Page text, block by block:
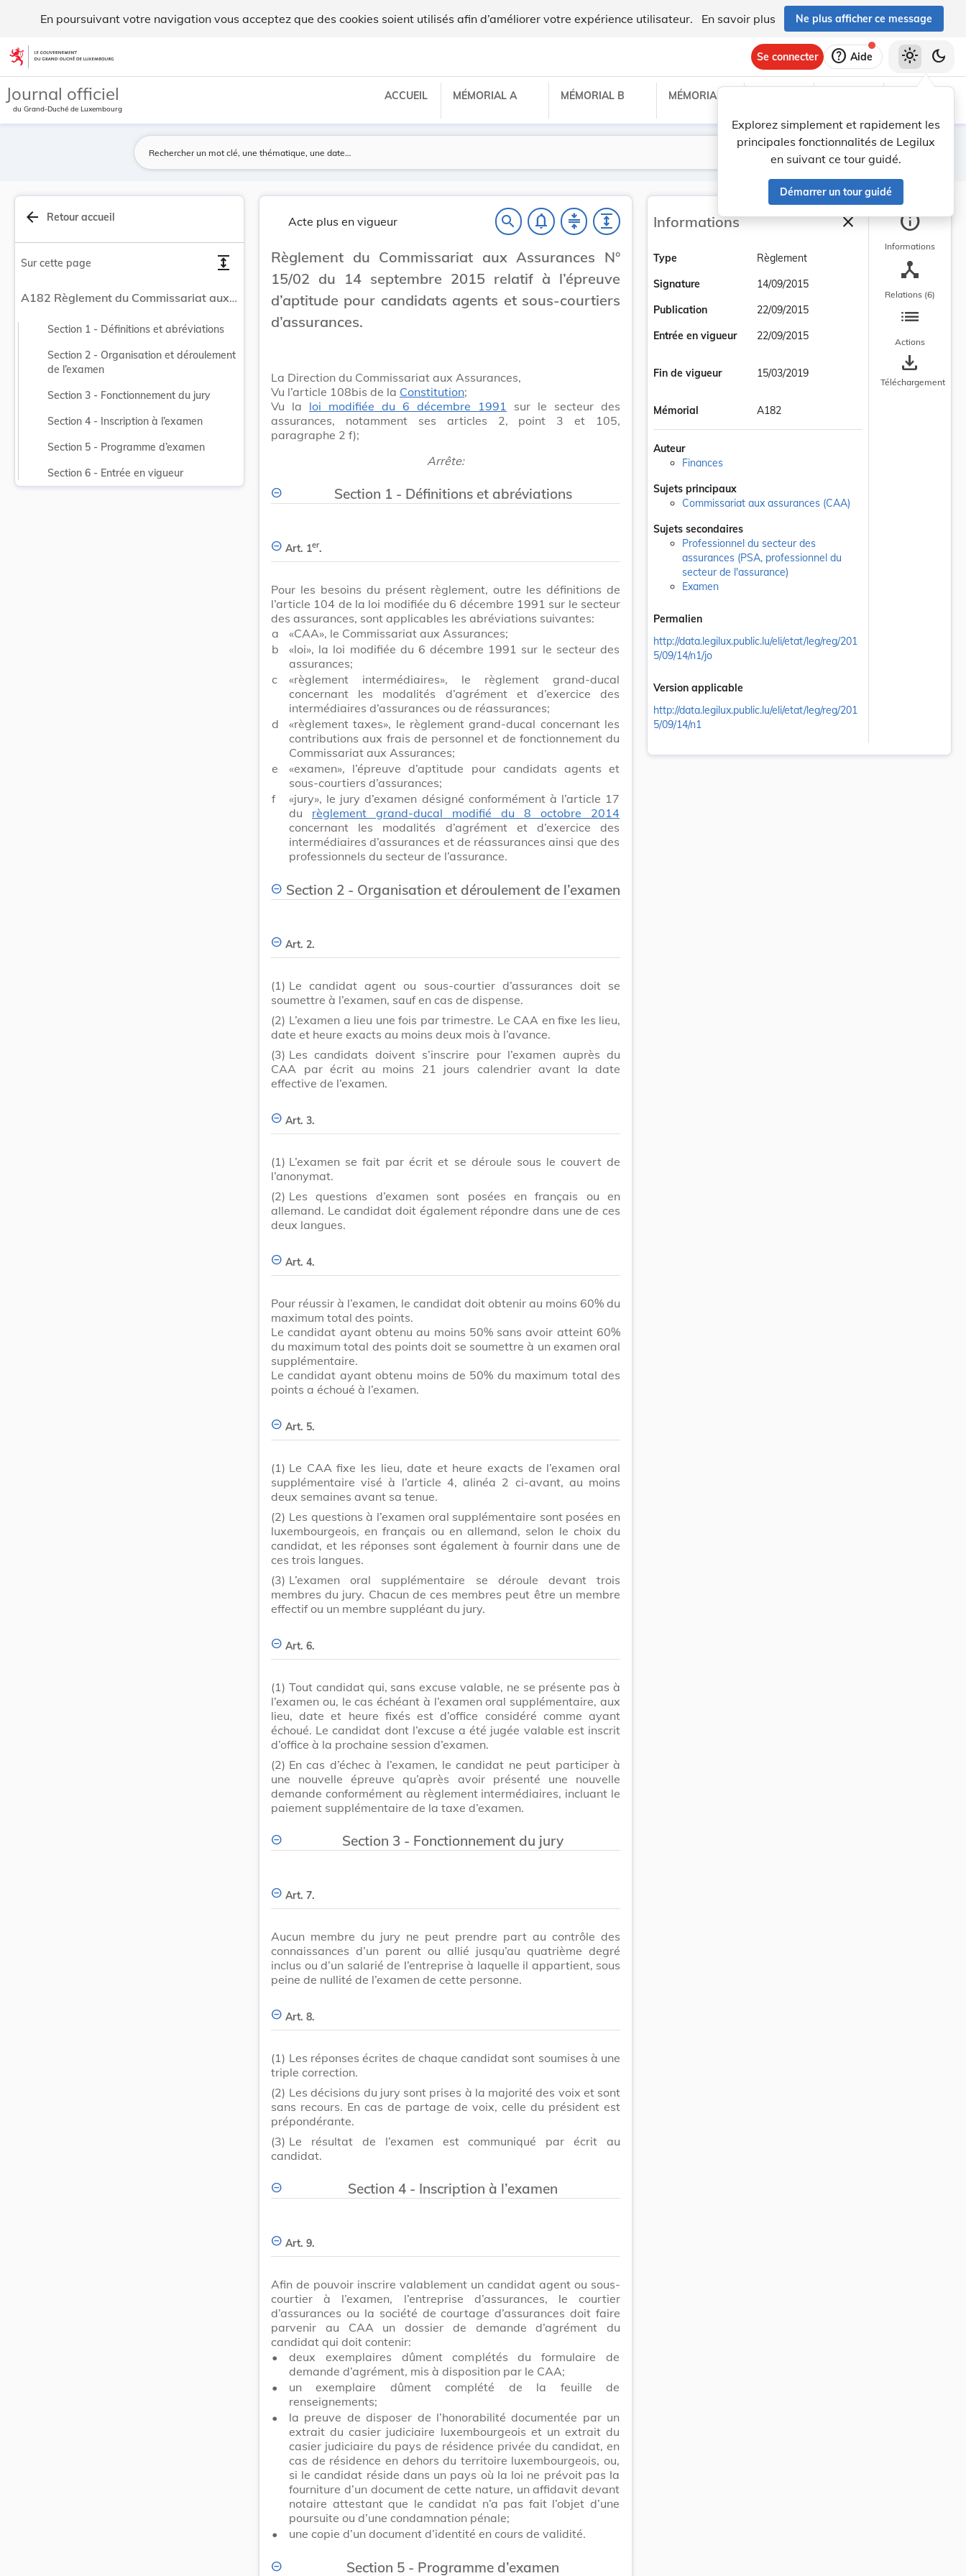
En poursuivant votre navigation vous acceptez que des cookies soient utilisés afin d’améliorer votre expérience utilisateur. En savoir plus Ne plus afficher ce message
Aller au contenu
Se connecter help Aide
Explorez simplement et rapidement les
principales fonctionnalités de Legilux
en suivant ce tour guidé.
Démarrer un tour guidé
light_mode dark_mode
Journal officiel
du Grand-Duché de Luxembourg
ACCUEIL MÉMORIAL A MÉMORIAL B MÉMORIAL C
Lancer la recherche
Filtres
arrow_back Retour accueil
Sur cette page expand
A182 Règlement du Commissariat aux Assurances N° 15/02 du 14 septembre 2015 relatif à l'épreuve d'aptitude pour candidats agents et sous-courtiers d'assurances.
Section 1 - Définitions et abréviations
Section 2 - Organisation et déroulement
de l’examen
Section 3 - Fonctionnement du jury
Section 4 - Inscription à l’examen
Section 5 - Programme d’examen
Section 6 - Entrée en vigueur
Acte plus en vigueur search notifications_none compress expand
Règlement du Commissariat aux Assurances N°
15/02 du 14 septembre 2015 relatif à l’épreuve
d’aptitude pour candidats agents et sous-courtiers
d’assurances.
La Direction du Commissariat aux Assurances,
Vu l’article 108bis de la Constitution;
Vu la loi modifiée du 6 décembre 1991
sur le secteur des
assurances, notamment ses articles 2, point 3 et 105,
paragraphe 2 f);
Arrête:
Section 1 - Définitions et abréviations
Art. 1er.
Pour les besoins du présent règlement, outre les définitions de
l’article 104 de la loi modifiée du 6 décembre 1991 sur le secteur
des assurances, sont applicables les abréviations suivantes:
a
«CAA», le Commissariat aux Assurances;
b
«loi», la loi modifiée du 6 décembre 1991 sur le secteur des
assurances;
c
«règlement intermédiaires», le règlement grand-ducal
concernant les modalités d’agrément et d’exercice des
intermédiaires d’assurances ou de réassurances;
d
«règlement taxes», le règlement grand-ducal concernant les
contributions aux frais de personnel et de fonctionnement du
Commissariat aux Assurances;
e
«examen», l’épreuve d’aptitude pour candidats agents et
sous-courtiers d’assurances;
f
«jury», le jury d’examen désigné conformément à l’article 17
du règlement grand-ducal modifié du 8 octobre 2014
concernant les modalités d’agrément et d’exercice des
intermédiaires d’assurances et de réassurances ainsi que des
professionnels du secteur de l’assurance.
Section 2 - Organisation et déroulement de l’examen
Art. 2.
(1) Le candidat agent ou sous-courtier d’assurances doit se
soumettre à l’examen, sauf en cas de dispense.
(2) L’examen a lieu une fois par trimestre. Le CAA en fixe les lieu,
date et heure exacts au moins deux mois à l’avance.
(3) Les candidats doivent s’inscrire pour l’examen auprès du
CAA par écrit au moins 21 jours calendrier avant la date
effective de l’examen.
Art. 3.
(1) L’examen se fait par écrit et se déroule sous le couvert de
l’anonymat.
(2) Les questions d’examen sont posées en français ou en
allemand. Le candidat doit également répondre dans une de ces
deux langues.
Art. 4.
Pour réussir à l’examen, le candidat doit obtenir au moins 60% du
maximum total des points.
Le candidat ayant obtenu au moins 50% sans avoir atteint 60%
du maximum total des points doit se soumettre à un examen oral
supplémentaire.
Le candidat ayant obtenu moins de 50% du maximum total des
points a échoué à l’examen.
Art. 5.
(1) Le CAA fixe les lieu, date et heure exacts de l’examen oral
supplémentaire visé à l’article 4, alinéa 2 ci-avant, au moins
deux semaines avant sa tenue.
(2) Les questions à l’examen oral supplémentaire sont posées en
luxembourgeois, en français ou en allemand, selon le choix du
candidat, et les réponses sont également à fournir dans une de
ces trois langues.
(3) L’examen oral supplémentaire se déroule devant trois
membres du jury. Chacun de ces membres peut être un membre
effectif ou un membre suppléant du jury.
Art. 6.
(1) Tout candidat qui, sans excuse valable, ne se présente pas à
l’examen ou, le cas échéant à l’examen oral supplémentaire, aux
lieu, date et heure fixés est d’office considéré comme ayant
échoué. Le candidat dont l’excuse a été jugée valable est inscrit
d’office à la prochaine session d’examen.
(2) En cas d’échec à l’examen, le candidat ne peut participer à
une nouvelle épreuve qu’après avoir présenté une nouvelle
demande conformément au règlement intermédiaires, incluant le
paiement supplémentaire de la taxe d’examen.
Section 3 - Fonctionnement du jury
Art. 7.
Aucun membre du jury ne peut prendre part au contrôle des
connaissances d’un parent ou allié jusqu’au quatrième degré
inclus ou d’un salarié de l’entreprise à laquelle il appartient, sous
peine de nullité de l’examen de cette personne.
Art. 8.
(1) Les réponses écrites de chaque candidat sont soumises à une
triple correction.
(2) Les décisions du jury sont prises à la majorité des voix et sont
sans recours. En cas de partage de voix, celle du président est
prépondérante.
(3) Le résultat de l’examen est communiqué par écrit au
candidat.
Section 4 - Inscription à l’examen
Art. 9.
Afin de pouvoir inscrire valablement un candidat agent ou sous-
courtier à l’examen, l’entreprise d’assurances, le courtier
d’assurances ou la société de courtage d’assurances doit faire
parvenir au CAA un dossier de demande d’agrément du
candidat qui doit contenir:
•
deux exemplaires dûment complétés du formulaire de
demande d’agrément, mis à disposition par le CAA;
•
un exemplaire dûment complété de la feuille de
renseignements;
•
la preuve de disposer de l’honorabilité documentée par un
extrait du casier judiciaire luxembourgeois et un extrait du
casier judiciaire du pays de résidence privée du candidat, en
cas de résidence en dehors du territoire luxembourgeois, ou,
si le candidat réside dans un pays où la loi ne prévoit pas la
fourniture d’un document de cette nature, un affidavit devant
notaire attestant que le candidat n’a pas fait l’objet d’une
poursuite ou d’une condamnation pénale;
•
une copie d’un document d’identité en cours de validité.
Section 5 - Programme d’examen
Informations closeFermer la barre
Type
Règlement
Signature
14/09/2015
Publication
22/09/2015
Entrée en vigueur
22/09/2015
Fin de vigueur 15/03/2019
Mémorial A182
Auteur
Finances
Sujets principaux
Commissariat aux assurances (CAA)
Sujets secondaires
Professionnel du secteur des
assurances (PSA, professionnel du
secteur de l'assurance)
Examen
Permalien
http://data.legilux.public.lu/eli/etat/leg/reg/201
5/09/14/n1/jo
Version applicable
http://data.legilux.public.lu/eli/etat/leg/reg/201
5/09/14/n1
info
Informations
device_hub
Relations (6)
list
Actions
save_alt
Téléchargement